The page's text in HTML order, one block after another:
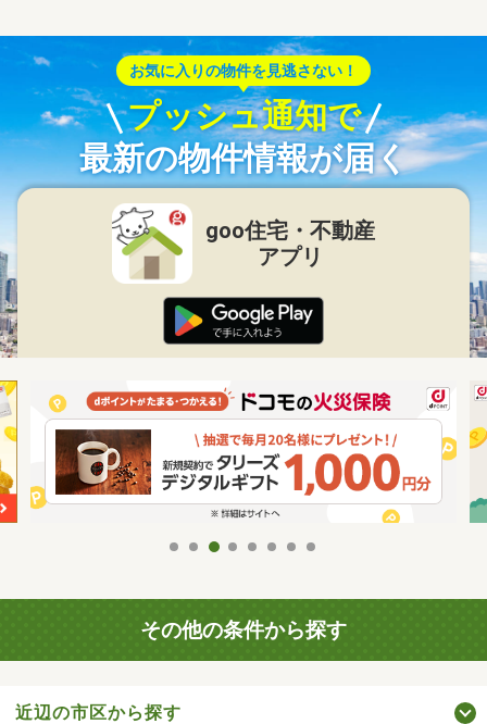
お気に入りの物件を見逃さない！
プッシュ通知で
最新の物件情報が届く
goo住宅・不動産
アプリ
その他の条件から探す
近辺の市区から探す